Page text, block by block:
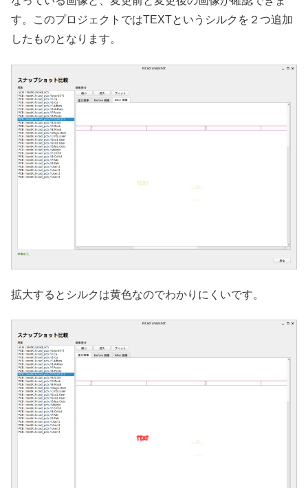
す。このプロジェクトではTEXTというシルクを２つ追加
したものとなります。
拡大するとシルクは黄色なのでわかりにくいです。